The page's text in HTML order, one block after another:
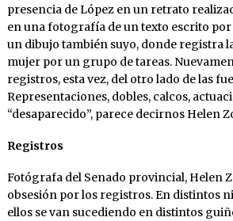
presencia de López en un retrato
en una fotografía de un texto escrito
un dibujo también suyo, donde registra
mujer por un grupo de tareas.
registros, esta vez, del otro lado de las
Representaciones, dobles, calcos,
“desaparecido”, parece decirnos Helen
Registros
Fotógrafa del Senado provincial, Helen
obsesión por los registros. En distintos
ellos se van sucediendo en distintos